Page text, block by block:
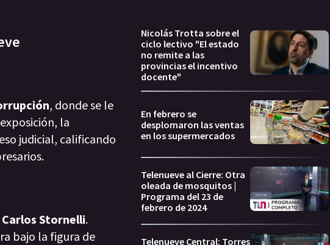
, donde se le
la
judicial, calificando
Carlos Stornelli.
bajo la figura de
Nicolás Trotta sobre el
ciclo lectivo "El estado
no remite a las
provincias el incentivo
docente"
En febrero se
desplomaron las ventas
en los supermercados
Telenueve al Cierre: Otra
oleada de mosquitos |
Programa del 23 de
febrero de 2024
Telenueve Central: Torres